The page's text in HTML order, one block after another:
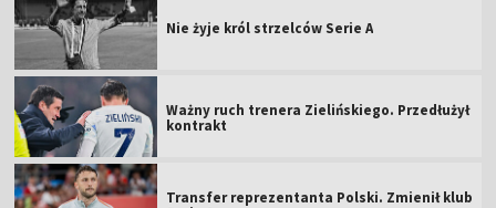
Nie żyje król strzelców Serie A
Ważny ruch trenera Zielińskiego. Przedłużył
kontrakt
Transfer reprezentanta Polski. Zmienił klub